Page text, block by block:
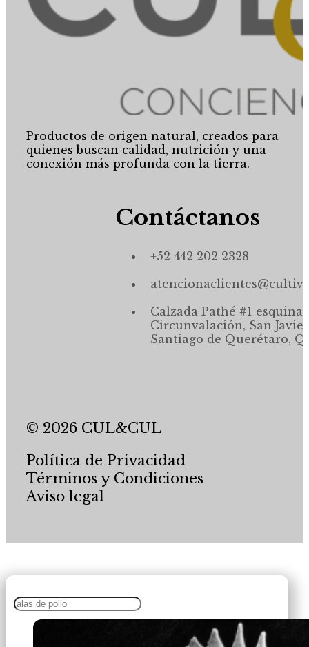
Productos de origen natural, creados para
quienes buscan calidad, nutrición y una
conexión más profunda con la tierra.
Contáctanos
+52 442 202 2328
Calzada Pathé #1 esquina,
Circunvalación, San
Santiago de Querétaro,
© 2026 CUL&CUL
Política de Privacidad
Términos y Condiciones
Aviso legal